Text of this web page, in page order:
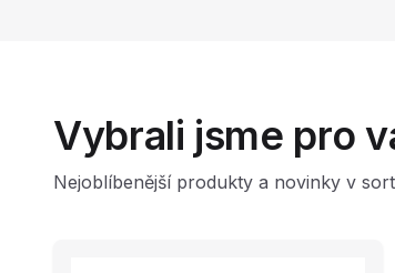
Vybrali jsme pro
Nejoblíbenější produkty a novinky v